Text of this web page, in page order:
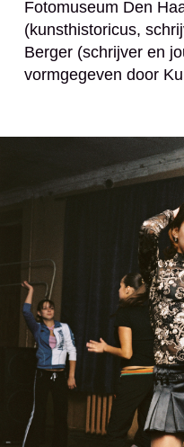
Fotomuseum Den
(kunsthistoricus,
Berger (schrijver en
vormgegeven door